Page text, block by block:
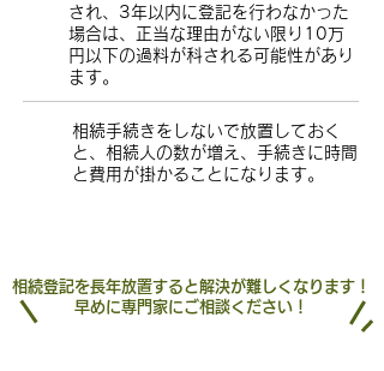
され、3年以内に登記を行わなかった
場合は、正当な理由がない限り10万
円以下の過料が科される可能性があり
ます。
​相続手続きをしないで放置しておく
と、相続人の数が増え、手続きに時間
と費用が掛かることになります。
相続登記を長年放置すると解決が難しくなります！
早めに専門家にご相談ください！